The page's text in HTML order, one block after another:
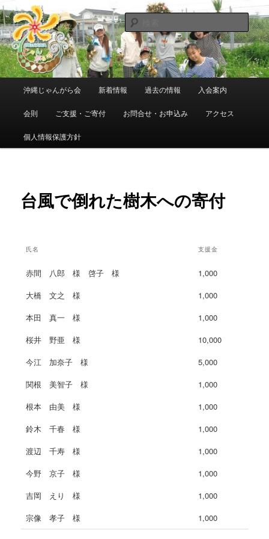
メ
イ
ン
コ
ン
テ
沖縄じゃんがら会
東日本大震災で県内に避難・移住している人たちの交流組織です
検
索
ュ
沖縄じゃんがら会 新着情報 過去の情報 入会案内
会則 ご支援・ご寄付 お問合せ・お申込み アクセス
個人情報保護方針
台風で倒れた樹木への寄付
氏名 支援金
赤間 八郎 様 啓子 様
1,000
大橋 文之 様
1,000
本田 真一 様
1,000
桜井 野亜 様
10,000
今江 加奈子 様
5,000
関根 美智子 様
1,000
根本 由美 様
1,000
鈴木 千春 様
1,000
渡辺 千寿 様
1,000
今野 京子 様
1,000
吉岡 えり 様
1,000
宗像 孝子 様
1,000